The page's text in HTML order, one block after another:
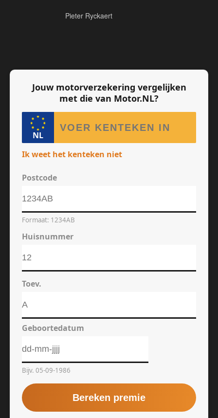
Pieter Ryckaert